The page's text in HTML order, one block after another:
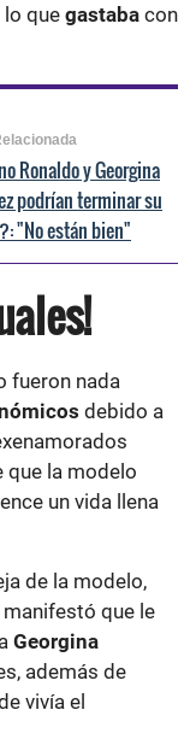
quegastaba con
Ronaldo y Georgina
podrían terminar su
"No están bien"
fueron nada
debido a
que la modelo
un vida llena
de la modelo,
que le
Georgina
además de
vivía el